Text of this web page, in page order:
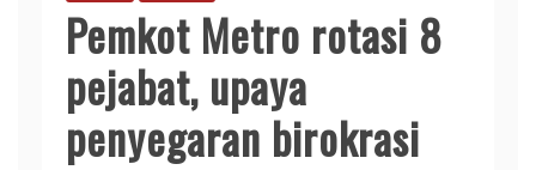
Pemkot Metro rotasi 8
pejabat, upaya
penyegaran birokrasi